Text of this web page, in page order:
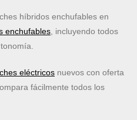
híbridos enchufables en
enchufables , incluyendo todos
eléctricos nuevos con oferta
fácilmente todos los